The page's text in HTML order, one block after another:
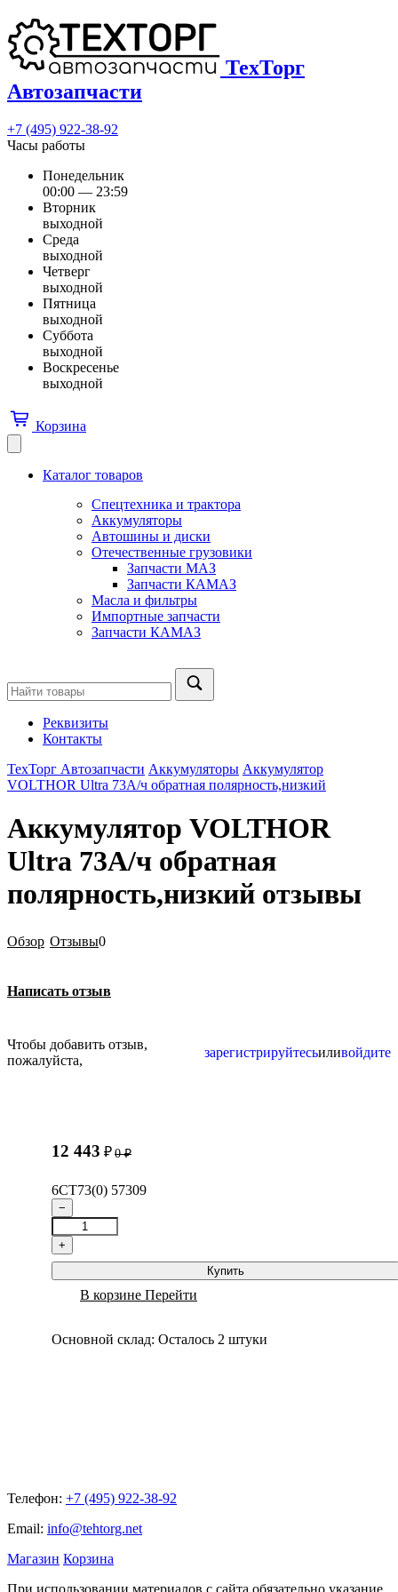
ТехТорг
Автозапчасти
+7 (495) 922-38-92
Часы работы
Понедельник
00:00 — 23:59
Вторник
выходной
Среда
выходной
Четверг
выходной
Пятница
выходной
Суббота
выходной
Воскресенье
выходной
Корзина
Каталог товаров
Спецтехника и трактора
Аккумуляторы
Автошины и диски
Отечественные грузовики
Запчасти МАЗ
Запчасти КАМАЗ
Масла и фильтры
Импортные запчасти
Запчасти КАМАЗ
Реквизиты
Контакты
ТехТорг Автозапчасти Аккумуляторы Аккумулятор
VOLTHOR Ultra 73А/ч обратная полярность,низкий
Аккумулятор VOLTHOR
Ultra 73А/ч обратная
полярность,низкий отзывы
Обзор Отзывы0
Написать отзыв
Чтобы добавить отзыв,
пожалуйста,
зарегистрируйтесьиливойдите
12 443 ₽ 0 ₽
6СТ73(0) 57309
−
+
Купить
В корзине Перейти
Основной склад: Осталось 2 штуки
Телефон: +7 (495) 922-38-92
Email: info@tehtorg.net
Магазин Корзина
При использовании материалов с сайта обязательно указание